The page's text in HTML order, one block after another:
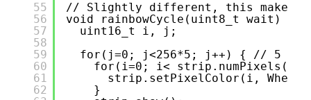
55
56
57
58
59
60
61
62
// Slightly different, this makes
void rainbowCycle(uint8_t wait) {
uint16_t i, j;
for(j=0; j<256*5; j++) { // 5
for(i=0; i< strip.numPixels();
strip.setPixelColor(i,
}